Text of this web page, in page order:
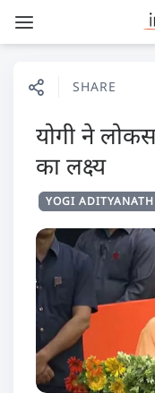
SHARE
योगी ने
का लक्ष्य
YOGI ADITYANATH